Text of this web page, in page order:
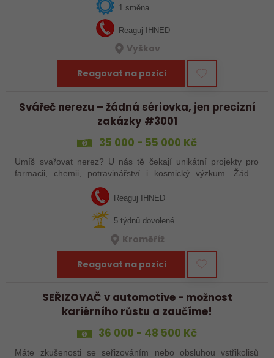
1 směna
Reaguj IHNED
Vyškov
Reagovat na pozici
Svářeč nerezu – žádná sériovka, jen precizní
zakázky #3001
35 000 - 55 000 Kč
Umíš svařovat nerez? U nás tě čekají unikátní projekty pro
farmacii, chemii, potravinářství i kosmický výzkum. Žádná
Reaguj IHNED
5 týdnů dovolené
Kroměříž
Reagovat na pozici
SEŘIZOVAČ v automotive - možnost
kariérního růstu a zaučíme!
36 000 - 48 500 Kč
Máte zkušenosti se seřizováním nebo obsluhou vstřikolisů